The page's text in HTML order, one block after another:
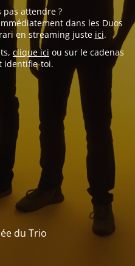
pas attendre ?
dans les Duos
en streaming juste ici.
clique ici ou sur le cadenas
identifie-toi.
du Trio